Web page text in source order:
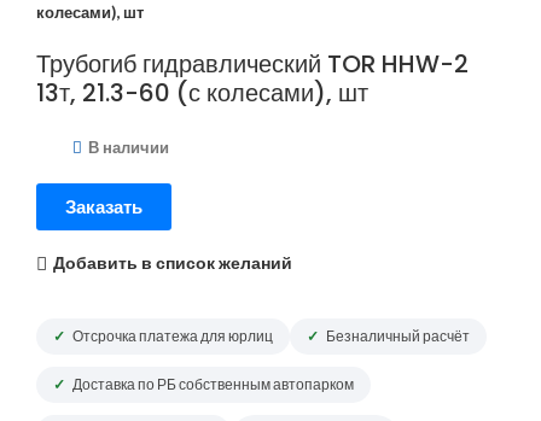
колесами), шт
Трубогиб гидравлический TOR HHW-2
13т, 21.3-60 (с колесами), шт
В наличии
Заказать
Добавить в список желаний
Отсрочка платежа для юрлиц Безналичный расчёт
Доставка по РБ собственным автопарком